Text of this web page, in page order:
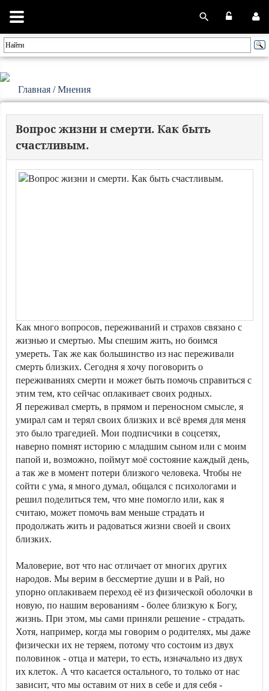
Главная /Мнения
Вопрос жизни и смерти. Как быть
счастливым.
Как много вопросов, переживаний и страхов связано с
жизнью и смертью. Мы спешим жить, но боимся
умереть. Так же как большинство из нас переживали
смерть близких. Сегодня я хочу поговорить о
переживаниях смерти и может быть помочь справиться с
этим тем, кто сейчас оплакивает своих родных.
Я переживал смерть, в прямом и переносном смысле, я
умирал сам и терял своих близких и всё время для меня
это было трагедией. Мои подписчики в соцсетях,
наверно помнят историю с младшим сыном или с моим
папой и, возможно, поймут моё состояние каждый день,
а так же в момент потери близкого человека. Чтобы не
сойти с ума, я много думал, общался с психологами и
решил поделиться тем, что мне помогло или, как я
считаю, может помочь вам меньше страдать и
продолжать жить и радоваться жизни своей и своих
близких.
Маловерие, вот что нас отличает от многих других
народов. Мы верим в бессмертие души и в Рай, но
упорно оплакиваем переход её из физической оболочки в
новую, по нашим верованиям - более близкую к Богу,
жизнь. При этом, мы сами приняли решение - страдать.
Хотя, например, когда мы говорим о родителях, мы даже
физически их не теряем, потому что состоим из двух
половинок - отца и матери, то есть, изначально из двух
их клеток. А что касается остального, то только от нас
зависит, что мы оставим от них в себе и для себя -